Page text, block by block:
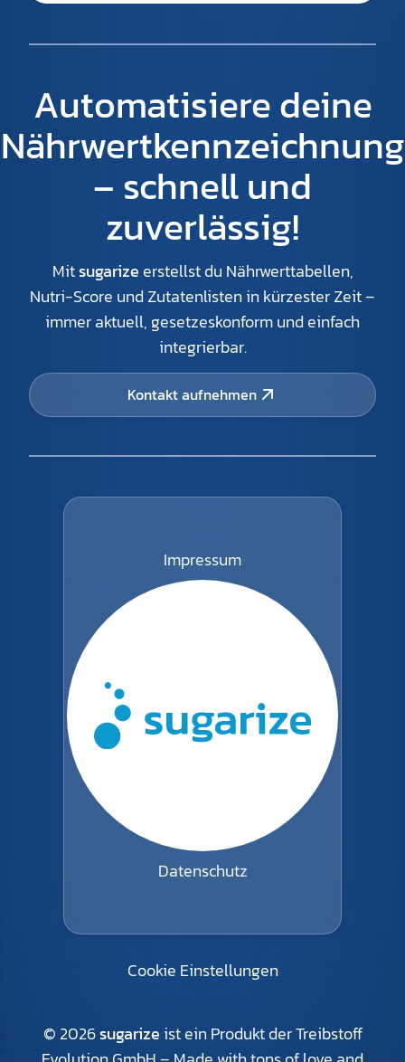
Automatisiere deine
Nährwertkennzeichnung
– schnell und
zuverlässig!
Mitsugarize erstellst du Nährwerttabellen,
Nutri-Score und Zutatenlisten in kürzester Zeit –
immer aktuell, gesetzeskonform und einfach
integrierbar.
Kontakt aufnehmen
Impressum
Datenschutz
Cookie Einstellungen
© 2026sugarize ist ein Produkt der Treibstoff